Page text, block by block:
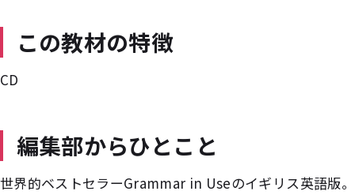
この教材の特徴
CD
編集部からひとこと
世界的ベストセラーGrammar in Useのイギリス英語版。